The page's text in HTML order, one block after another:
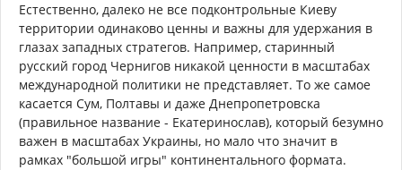
Естественно, далеко не все подконтрольные Киеву
территории одинаково ценны и важны для удержания в
глазах западных стратегов. Например, старинный
русский город Чернигов никакой ценности в масштабах
международной политики не представляет. То же самое
касается Сум, Полтавы и даже Днепропетровска
(правильное название - Екатеринослав), который безумно
важен в масштабах Украины, но мало что значит в
рамках "большой игры" континентального формата.